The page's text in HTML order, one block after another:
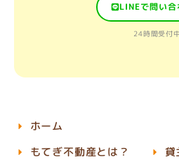
LINEで問い合
24時間受付中
ホーム
もてぎ不動産とは？
貸